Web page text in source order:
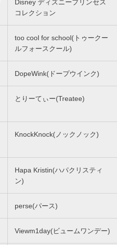
Disney ディズニープリンセス
コレクション
too cool for school(トゥークー
ルフォースクール)
DopeWink(ドープウインク)
とりーてぃー(Treatee)
KnockKnock(ノックノック)
Hapa Kristin(ハパクリスティ
ン)
perse(パース)
Viewm1day(ビュームワンデー)